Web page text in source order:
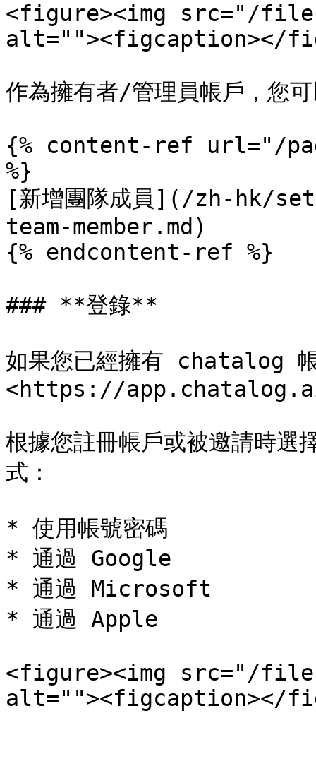
<figure><img src="/
alt=""><figcaption></
作為擁有者/管理員帳戶，您
{% content-ref url="/
%}
[新增團隊成員](/zh-hk/
team-member.md)
{% endcontent-ref %}
### **登錄**
如果您已經擁有 chatalog 帳
<https://
根據您註冊帳戶或被邀請時選
式：
* 使用帳號密碼
* 通過 Google
* 通過 Microsoft
* 通過 Apple
<figure><img src="/files/